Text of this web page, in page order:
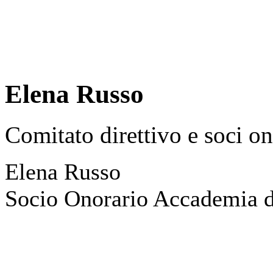
Elena Russo
Comitato direttivo e soci
Elena Russo
Socio Onorario Accademia